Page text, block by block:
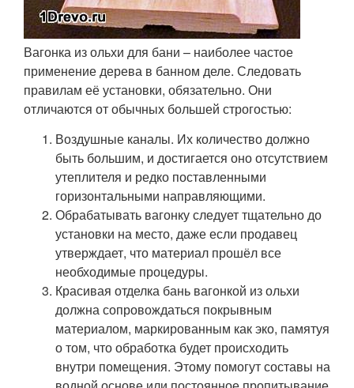
Вагонка из ольхи для бани – наиболее частое
применение дерева в банном деле. Следовать
правилам её установки, обязательно. Они
отличаются от обычных большей строгостью:
Воздушные каналы. Их количество должно
быть большим, и достигается оно отсутствием
утеплителя и редко поставленными
горизонтальными направляющими.
Обрабатывать вагонку следует тщательно до
установки на место, даже если продавец
утверждает, что материал прошёл все
необходимые процедуры.
Красивая отделка бань вагонкой из ольхи
должна сопровождаться покрывным
материалом, маркированным как эко, памятуя
о том, что обработка будет происходить
внутри помещения. Этому помогут составы на